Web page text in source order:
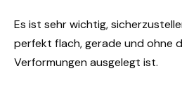
Es ist sehr wichtig,
perfekt flach, gerade und ohne
Verformungen ausgelegt ist.